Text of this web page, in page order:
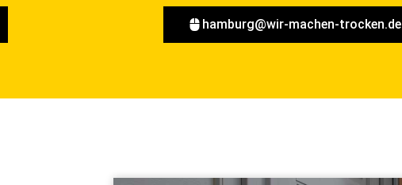
hamburg@wir-machen-trocken.de